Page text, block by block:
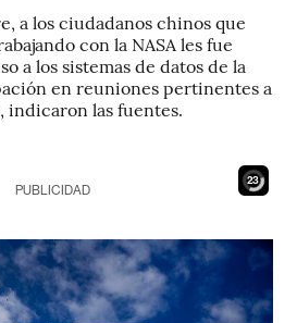
a los ciudadanos chinos que
con la NASA les fue
a los sistemas de datos de la
en reuniones pertinentes a
indicaron las fuentes.
22
PUBLICIDAD